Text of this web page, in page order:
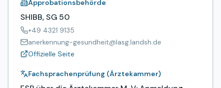
Approbationsbehörde
SHIBB, SG 50
+49 4321 9135
anerkennung-gesundheit@lasg.landsh.de
Offizielle Seite
Fachsprachenprüfung (Ärztekammer)